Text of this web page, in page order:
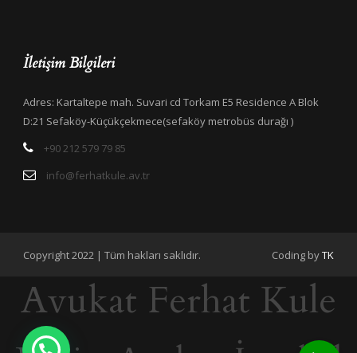
İletişim Bilgileri
Adres: Kartaltepe mah. Suvari cd Torkam E5 Residence A Blok
D:21 Sefaköy-Küçükçekmece(sefaköy metrobüs durağı )
+90 212 579 79 85
info@ferhatkule.av.tr
Copyright 2022 | Tüm hakları saklıdır. Coding byTK
Avukat Ferhat Kule